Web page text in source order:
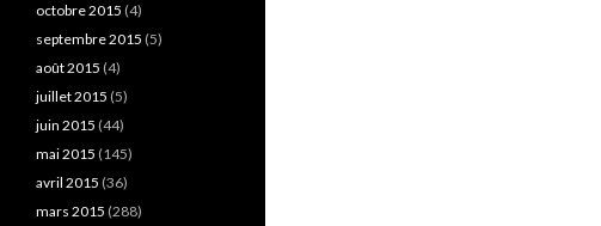
octobre 2015 (4)
septembre 2015 (5)
août 2015 (4)
juillet 2015 (5)
juin 2015 (44)
mai 2015 (145)
avril 2015 (36)
mars 2015 (288)